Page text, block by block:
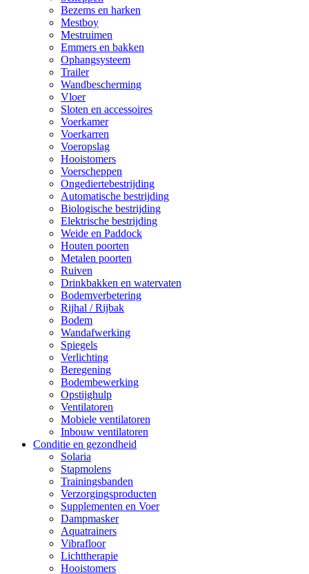
Bezems en harken
Mestboy
Mestruimen
Emmers en bakken
Ophangsysteem
Trailer
Wandbescherming
Vloer
Sloten en accessoires
Voerkamer
Voerkarren
Voeropslag
Hooistomers
Voerscheppen
Ongediertebestrijding
Automatische bestrijding
Biologische bestrijding
Elektrische bestrijding
Weide en Paddock
Houten poorten
Metalen poorten
Ruiven
Drinkbakken en watervaten
Bodemverbetering
Rijhal / Rijbak
Bodem
Wandafwerking
Spiegels
Verlichting
Beregening
Bodembewerking
Opstijghulp
Ventilatoren
Mobiele ventilatoren
Inbouw ventilatoren
Conditie en gezondheid
Solaria
Stapmolens
Trainingsbanden
Verzorgingsproducten
Supplementen en Voer
Dampmasker
Aquatrainers
Vibrafloor
Lichttherapie
Hooistomers